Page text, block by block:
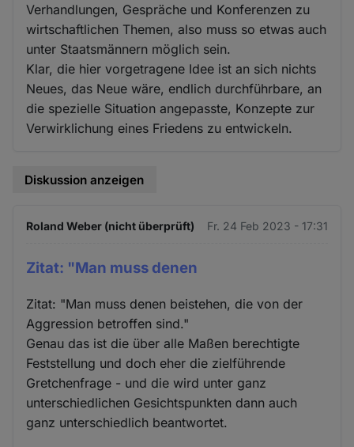
Verhandlungen, Gespräche und Konferenzen zu
wirtschaftlichen Themen, also muss so etwas auch
unter Staatsmännern möglich sein.
Klar, die hier vorgetragene Idee ist an sich nichts
Neues, das Neue wäre, endlich durchführbare, an
die spezielle Situation angepasste, Konzepte zur
Verwirklichung eines Friedens zu entwickeln.
Diskussion anzeigen
Roland Weber (nicht überprüft) Fr. 24 Feb 2023 - 17:31
Zitat: "Man muss denen
Zitat: "Man muss denen beistehen, die von der
Aggression betroffen sind."
Genau das ist die über alle Maßen berechtigte
Feststellung und doch eher die zielführende
Gretchenfrage - und die wird unter ganz
unterschiedlichen Gesichtspunkten dann auch
ganz unterschiedlich beantwortet.